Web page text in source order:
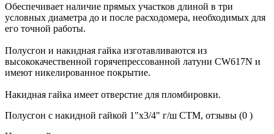
Обеспечивает наличие прямых участков длиной в три
условных диаметра до и после расходомера, необходимых для
его точной работы.
Полусгон и накидная гайка изготавливаются из
высококачественной горячепрессованной латуни CW617N и
имеют никелированное покрытие.
Накидная гайка имеет отверстие для пломбировки.
Полусгон с накидной гайкой 1"х3/4" г/ш CTM, отзывы (0 )